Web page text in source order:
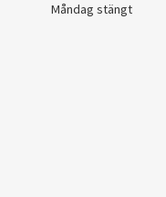
Måndag stängt